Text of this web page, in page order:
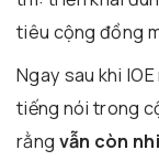
tiêu cộng đồng
Ngay sau khi
tiếng nói trong
rằng vẫn còn